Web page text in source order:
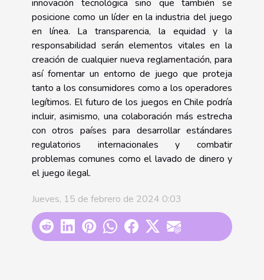
innovación tecnológica sino que también se
posicione como un líder en la industria del juego
en línea. La transparencia, la equidad y la
responsabilidad serán elementos vitales en la
creación de cualquier nueva reglamentación, para
así fomentar un entorno de juego que proteja
tanto a los consumidores como a los operadores
legítimos. El futuro de los juegos en Chile podría
incluir, asimismo, una colaboración más estrecha
con otros países para desarrollar estándares
regulatorios internacionales y combatir
problemas comunes como el lavado de dinero y
el juego ilegal.
Jueves, 15 de febrero de 2024 0:03